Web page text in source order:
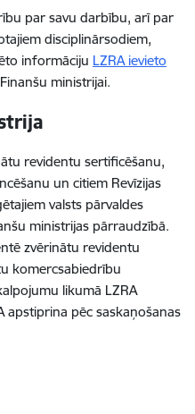
par savu darbību, arī par
disciplinārsodiem,
informāciju LZRA ievieto
ministrijai.
revidentu sertificēšanu,
un citiem Revīzijas
valsts pārvaldes
ministrijas pārraudzībā.
zvērinātu revidentu
komercsabiedrību
likumā LZRA
apstiprina pēc saskaņošanas